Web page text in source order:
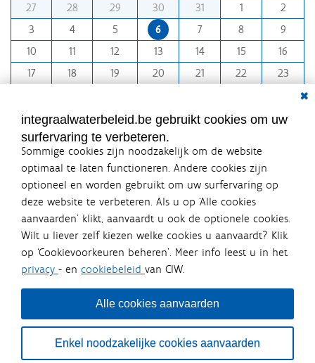
o
n
-
27
28 29 30 31 1
2
3
4 5 6 7 8
9
10
11 12 13 14 15
16
17
18 19 20 21 22
23
31
1 2 3 4 5 6
integraalwaterbeleid.be gebruikt cookies om uw
surfervaring te verbeteren.
Sommige cookies zijn noodzakelijk om de website
optimaal te laten functioneren. Andere cookies zijn
optioneel en worden gebruikt om uw surfervaring op
deze website te verbeteren. Als u op ‘Alle cookies
aanvaarden’ klikt, aanvaardt u ook de optionele cookies.
Wilt u liever zelf kiezen welke cookies u aanvaardt? Klik
op ‘Cookievoorkeuren beheren’. Meer info leest u in het
privacy - en cookiebeleid van CIW.
Alle cookies aanvaarden
Enkel noodzakelijke cookies aanvaarden
Integraalwaterbeleid.be is een
officiële website van de Vlaamse
overheid
uitgegeven door Coördinatiecommissie Integraal
Waterbeleid
De Coördinatiecommissie Integraal Waterbeleid (CIW) is een
bestuursniveaus die bij het waterbeleid betrokken zijn. Ook
waterbedrijven nemen deel aan het overleg. Deze
samenwerking zorgt voor een gecoördineerde en
geïntegreerde aanpak van het waterbeleid en waterbeheer
in Vlaanderen.